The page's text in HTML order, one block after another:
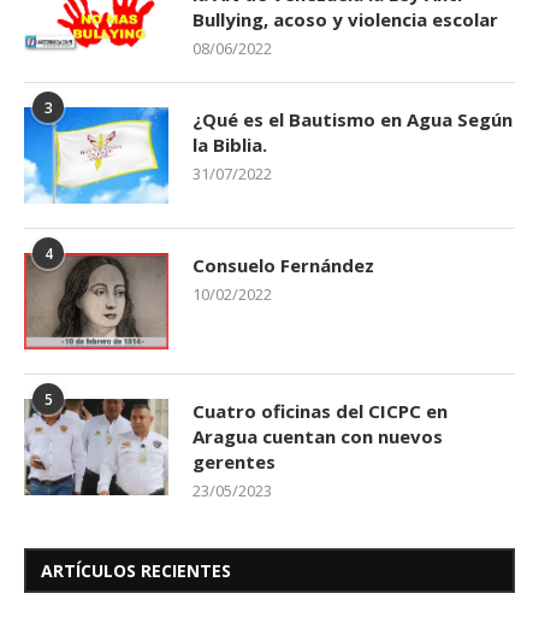
Bullying, acoso y violencia escolar
08/06/2022
3
¿Qué es el Bautismo en Agua Según
la Biblia.
31/07/2022
4 Consuelo Fernández
10/02/2022
5
Cuatro oficinas del CICPC en
Aragua cuentan con nuevos
gerentes
23/05/2023
ARTÍCULOS RECIENTES